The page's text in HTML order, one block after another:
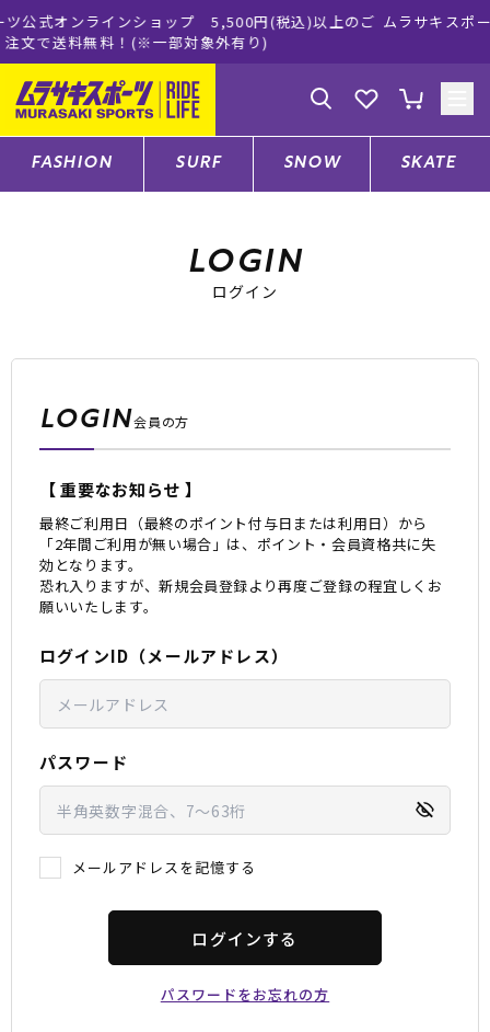
プ 5,500円(税込)以上のご
対象外有り)
ムラサキスポーツ公式オンラインシ
ゲスト様
ログイン 会員登録
スノーTOP
スケートTOP
CONTENTS
特集一覧
RIDE LIFE MAGAZINE一
スタッフスナップ
店頭受取サービス
お問い合わせ
ニュース
FASHION SURF SNOW SKATE
LOGIN
ログイン
LOGIN会員の方
【 重要なお知らせ 】
最終ご利用日（最終のポイント付与日または利用日）から
「2年間ご利用が無い場合」は、ポイント・会員資格共に失
効となります。
恐れ入りますが、新規会員登録より再度ご登録の程宜しくお
願いいたします。
ログインID（メールアドレス）
パスワード
メールアドレスを記憶する
ログインする
パスワードをお忘れの方